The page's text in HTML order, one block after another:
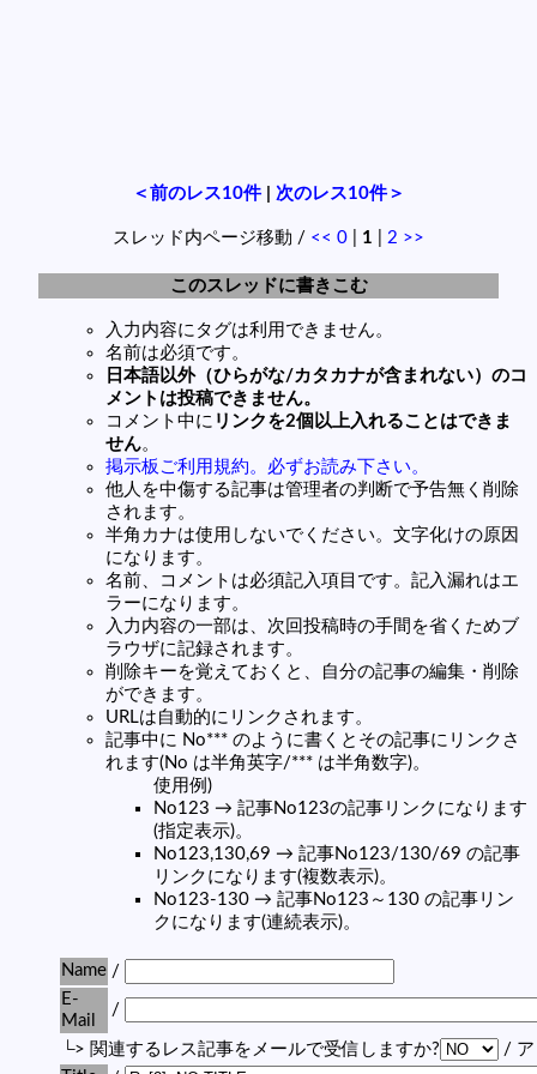
＜前のレス10件 次のレス10件＞
スレッド内ページ移動 / << 0 1 2 >>
このスレッドに書きこむ
入力内容にタグは利用できません。
名前は必須です。
日本語以外（ひらがな/カタカナが含まれない）のコ
メントは投稿できません。
コメント中に リンクを2個以上入れることはできま
せん。
掲示板ご利用規約。必ずお読み下さい。
他人を中傷する記事は管理者の判断で予告無く削除
されます。
半角カナは使用しないでください。文字化けの原因
になります。
名前、コメントは必須記入項目です。記入漏れはエ
ラーになります。
入力内容の一部は、次回投稿時の手間を省くためブ
ラウザに記録されます。
削除キーを覚えておくと、自分の記事の編集・削除
ができます。
URLは自動的にリンクされます。
記事中に No*** のように書くとその記事にリンクさ
れます(No は半角英字/*** は半角数字)。
使用例)
No123 → 記事No123の記事リンクになります
(指定表示)。
No123,130,69 → 記事No123/130/69 の記事
リンクになります(複数表示)。
No123-130 → 記事No123～130 の記事リン
クになります(連続表示)。
Name /
E-
Mail
/
└> 関連するレス記事をメールで受信しますか?
/ ア